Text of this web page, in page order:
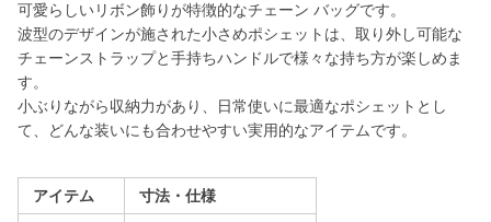
可愛らしいリボン飾りが特徴的なチェーン バッグです。
波型のデザインが施された小さめポシェットは、取り外し可能な
チェーンストラップと手持ちハンドルで様々な持ち方が楽しめま
す。
小ぶりながら収納力があり、日常使いに最適なポシェットとし
て、どんな装いにも合わせやすい実用的なアイテムです。
アイテム 寸法・仕様